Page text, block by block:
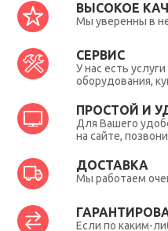
ВЫСОКОЕ
Мы уверенны в
СЕРВИС
У нас есть
оборудования,
ПРОСТОЙ И
Для Вашего
на сайте,
ДОСТАВКА
Мы работаем
Если по каким-